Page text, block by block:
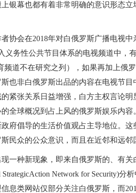
银幕也都有着非常明确的意识形态
协会在2018年对白俄罗斯广播电视
义务性公共节目体系的电视频道中，
频道不在研究之列），如果再加上俄
也非白俄罗斯出品的内容在电视节
紧张关系日益增强，白方主权言论
全球概况到占上风的俄罗斯娱乐内
府倡导的生活价值观占主导地位。
民众的公众意识，而且在近邻和远
一种新现象，即来自俄罗斯的、有
StrategicAction Network for Security)
息类网站仅部分关注白俄罗斯，而